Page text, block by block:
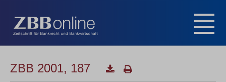
ZBB 2001, 187